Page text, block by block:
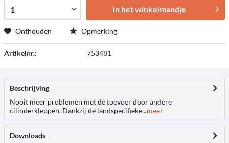
In het winkelmandje
Onthouden Opmerking
Artikelnr.: 753481
Beschrijving
Nooit meer problemen met de toevoer door andere
cilinderkleppen. Dankzij de landspecifieke...meer
Downloads